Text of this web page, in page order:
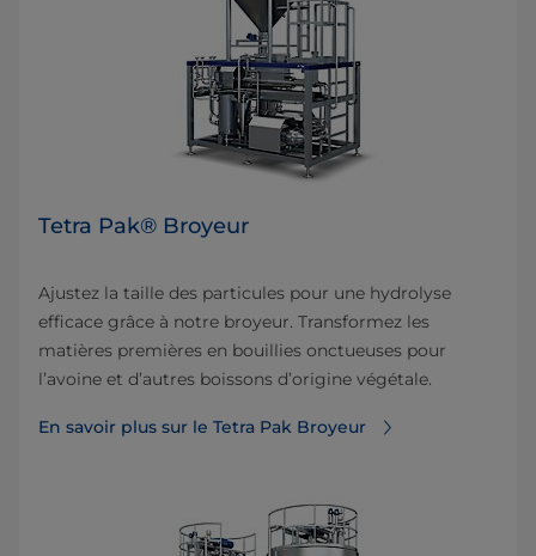
Tetra Pak® Broyeur
Ajustez la taille des particules pour une hydrolyse
efficace grâce à notre broyeur. Transformez les
matières premières en bouillies onctueuses pour
l’avoine et d’autres boissons d’origine végétale.
En savoir plus sur le Tetra Pak Broyeur